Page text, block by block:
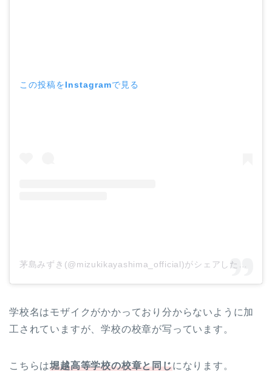
この投稿をInstagramで見る
学校名はモザイクがかかっており分からないように加
工されていますが、学校の校章が写っています。
こちらは堀越高等学校の校章と同じになります。